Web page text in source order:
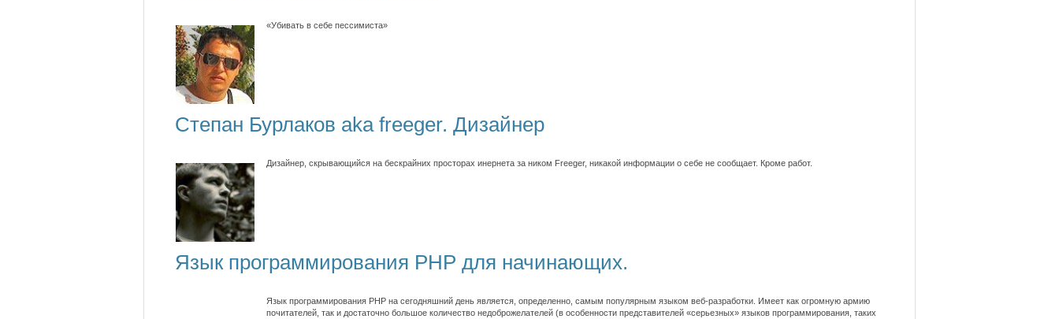
«Убивать в себе пессимиста»
Степан Бурлаков aka freeger. Дизайнер
Дизайнер, скрывающийся на бескрайних просторах инернета за ником Freeger, никакой информации о себе не сообщает. Кроме работ.
Язык программирования PHP для начинающих.
Язык программирования PHP на сегодняшний день является, определенно, самым популярным языком веб-разработки. Имеет как огромную армию
почитателей, так и достаточно большое количество недоброжелателей (в особенности представителей «серьезных» языков программирования, таких